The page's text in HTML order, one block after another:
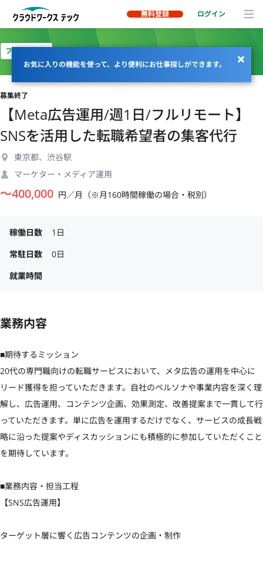
無料登録 ログイン
お気に入りの機能を使って、より便利にお仕事探しができます。
フルリモート
募集終了
【Meta広告運用/週1日/フルリモート】
SNSを活用した転職希望者の集客代行
東京都、渋谷駅
マーケター・メディア運用
〜400,000 円／月（※月160時間稼働の場合・税別）
稼働日数
1日
常駐日数
0日
就業時間
業務内容
■期待するミッション
20代の専門職向けの転職サービスにおいて、メタ広告の運用を中心に
リード獲得を担っていただきます。自社のペルソナや事業内容を深く理
解し、広告運用、コンテンツ企画、効果測定、改善提案まで一貫して行
っていただきます。単に広告を運用するだけでなく、サービスの成長戦
略に沿った提案やディスカッションにも積極的に参加していただくこと
を期待しています。
■業務内容・担当工程
【SNS広告運用】
ターゲット層に響く広告コンテンツの企画・制作